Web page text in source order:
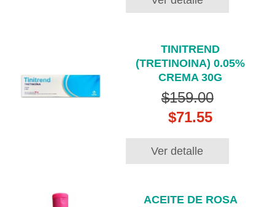
TINITREND
(TRETINOINA) 0.05%
CREMA 30G
$159.00
$71.55
Ver detalle
ACEITE DE ROSA